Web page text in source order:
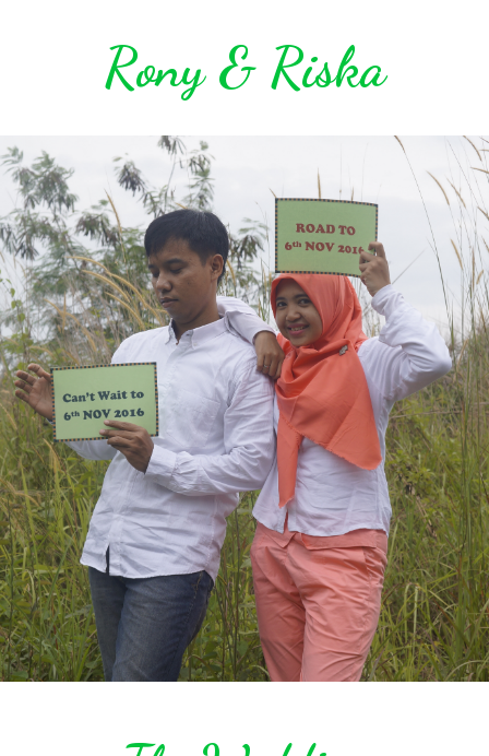
Rony & Riska